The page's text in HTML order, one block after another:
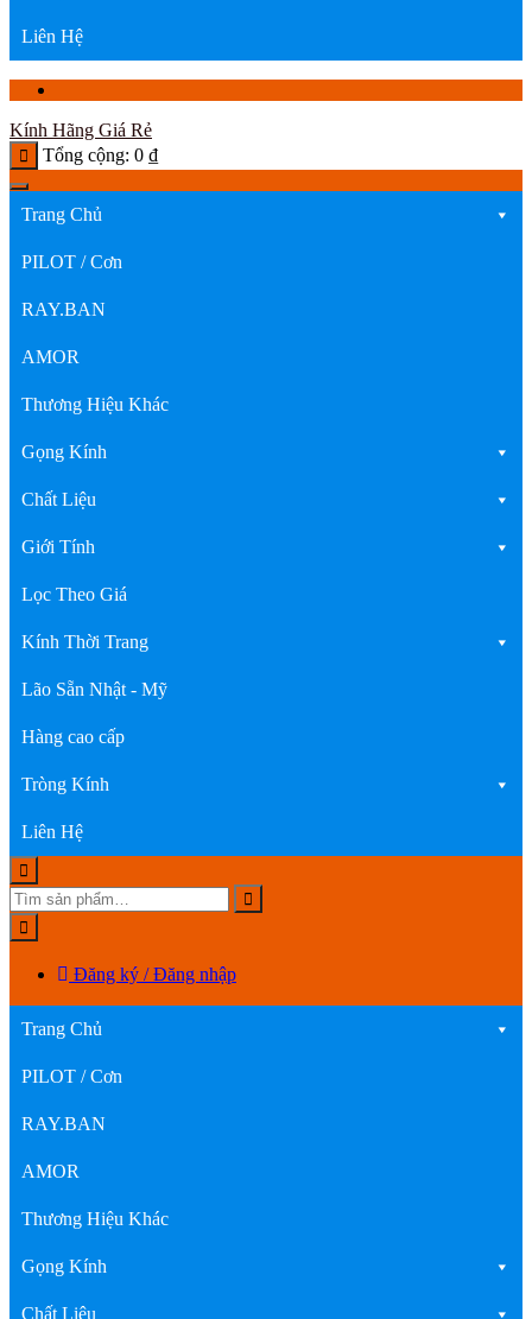
Liên Hệ
Kính Hãng Giá Rẻ
Tổng cộng: 0 ₫
Trang Chủ
PILOT / Cơn
RAY.BAN
AMOR
Thương Hiệu Khác
Gọng Kính
Chất Liệu
Giới Tính
Lọc Theo Giá
Kính Thời Trang
Lão Sẵn Nhật - Mỹ
Hàng cao cấp
Tròng Kính
Liên Hệ
Đăng ký / Đăng nhập
Trang Chủ
PILOT / Cơn
RAY.BAN
AMOR
Thương Hiệu Khác
Gọng Kính
Chất Liệu